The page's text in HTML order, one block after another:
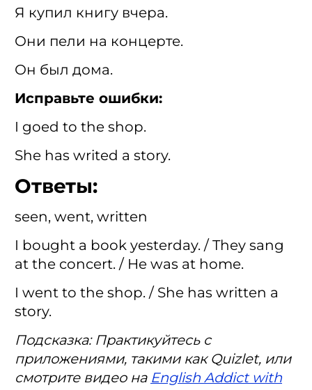
Я купил книгу вчера.
Они пели на концерте.
Он был дома.
Исправьте ошибки:
I goed to the shop.
She has writed a story.
Ответы:
seen, went, written
I bought a book yesterday. / They sang
at the concert. / He was at home.
I went to the shop. / She has written a
story.
Подсказка: Практикуйтесь с
приложениями, такими как Quizlet, или
смотрите видео на English Addict with